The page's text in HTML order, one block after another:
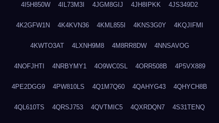
4I5H850W 4IL73M3I 4JGM8GIJ 4JH8IPKK 4JS349D2
4K2GFW1N 4K4KVN36 4KML855I 4KNS3G0Y 4KQJIFMI
4KWTO3AT 4LXNH9M8 4M8RR8DW 4NNSAVOG
4NOFJHTI 4NRBYMY1 4O9WC0SL 4ORR508B 4P5VX889
4PE2DGG9 4PW810LS 4Q1M7Q60 4QAHYG43 4QHYCH8B
4QL610TS 4QRSJ753 4QVTMIC5 4QXRDQN7 4S31TENQ